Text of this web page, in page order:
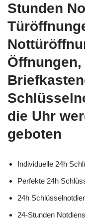
Stunden
die Uhr
geboten
Individuelle 24h
Perfekte 24h
24h
24-Stunden